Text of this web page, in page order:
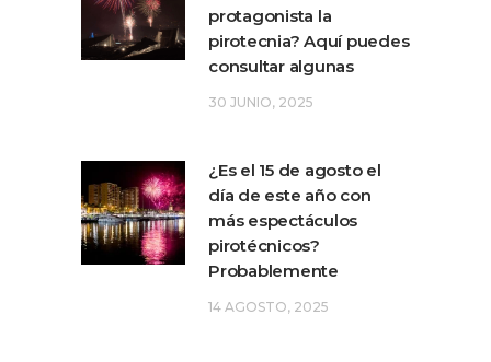
protagonista la
pirotecnia? Aquí puedes
consultar algunas
30 JUNIO, 2025
¿Es el 15 de agosto el
día de este año con
más espectáculos
pirotécnicos?
Probablemente
14 AGOSTO, 2025